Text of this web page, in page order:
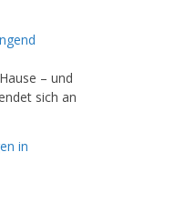
– und
sich an
in